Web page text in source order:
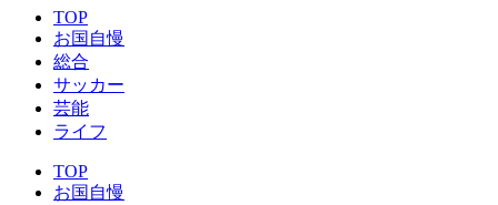
TOP
お国自慢
総合
サッカー
芸能
ライフ
TOP
お国自慢